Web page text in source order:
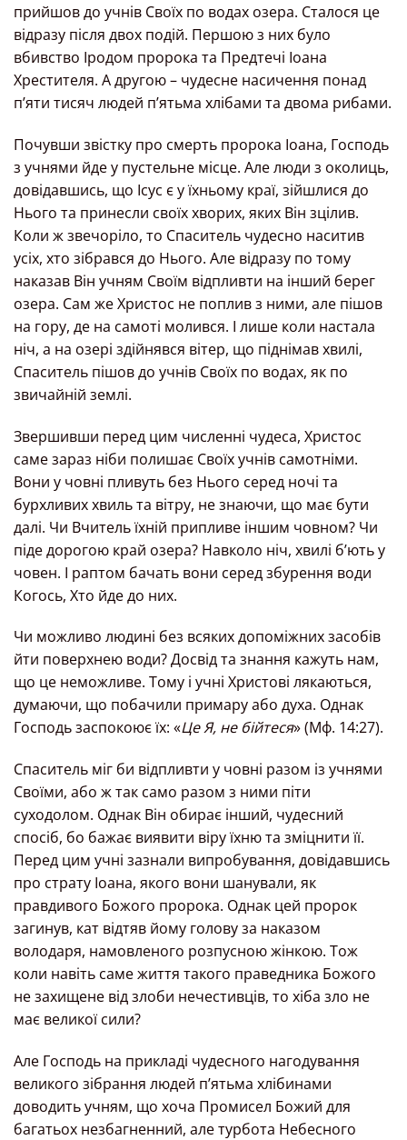
прийшов до учнів Своїх по водах озера. Сталося це
відразу після двох подій. Першою з них було
вбивство Іродом пророка та Предтечі Іоана
Хрестителя. А другою – чудесне насичення понад
п’яти тисяч людей п’ятьма хлібами та двома рибами.
Почувши звістку про смерть пророка Іоана, Господь
з учнями йде у пустельне місце. Але люди з околиць,
довідавшись, що Ісус є у їхньому краї, зійшлися до
Нього та принесли своїх хворих, яких Він зцілив.
Коли ж звечоріло, то Спаситель чудесно наситив
усіх, хто зібрався до Нього. Але відразу по тому
наказав Він учням Своїм відпливти на інший берег
озера. Сам же Христос не поплив з ними, але пішов
на гору, де на самоті молився. І лише коли настала
ніч, а на озері здійнявся вітер, що піднімав хвилі,
Спаситель пішов до учнів Своїх по водах, як по
звичайній землі.
Звершивши перед цим численні чудеса, Христос
саме зараз ніби полишає Своїх учнів самотніми.
Вони у човні пливуть без Нього серед ночі та
бурхливих хвиль та вітру, не знаючи, що має бути
далі. Чи Вчитель їхній припливе іншим човном? Чи
піде дорогою край озера? Навколо ніч, хвилі б’ють у
човен. І раптом бачать вони серед збурення води
Когось, Хто йде до них.
Чи можливо людині без всяких допоміжних засобів
йти поверхнею води? Досвід та знання кажуть нам,
що це неможливе. Тому і учні Христові лякаються,
думаючи, що побачили примару або духа. Однак
Господь заспокоює їх: «Це Я, не бійтеся» (Мф. 14:27).
Спаситель міг би відпливти у човні разом із учнями
Своїми, або ж так само разом з ними піти
суходолом. Однак Він обирає інший, чудесний
спосіб, бо бажає виявити віру їхню та зміцнити її.
Перед цим учні зазнали випробування, довідавшись
про страту Іоана, якого вони шанували, як
правдивого Божого пророка. Однак цей пророк
загинув, кат відтяв йому голову за наказом
володаря, намовленого розпусною жінкою. Тож
коли навіть саме життя такого праведника Божого
не захищене від злоби нечестивців, то хіба зло не
має великої сили?
Але Господь на прикладі чудесного нагодування
великого зібрання людей п’ятьма хлібинами
доводить учням, що хоча Промисел Божий для
багатьох незбагненний, але турбота Небесного